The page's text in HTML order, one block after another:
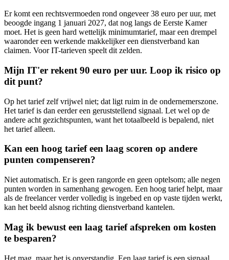
Er komt een rechtsvermoeden rond ongeveer 38 euro per uur, met
beoogde ingang 1 januari 2027, dat nog langs de Eerste Kamer
moet. Het is geen hard wettelijk minimumtarief, maar een drempel
waaronder een werkende makkelijker een dienstverband kan
claimen. Voor IT-tarieven speelt dit zelden.
Mijn IT'er rekent 90 euro per uur. Loop ik risico op
dit punt?
Op het tarief zelf vrijwel niet; dat ligt ruim in de ondernemerszone.
Het tarief is dan eerder een geruststellend signaal. Let wel op de
andere acht gezichtspunten, want het totaalbeeld is bepalend, niet
het tarief alleen.
Kan een hoog tarief een laag scoren op andere
punten compenseren?
Niet automatisch. Er is geen rangorde en geen optelsom; alle negen
punten worden in samenhang gewogen. Een hoog tarief helpt, maar
als de freelancer verder volledig is ingebed en op vaste tijden werkt,
kan het beeld alsnog richting dienstverband kantelen.
Mag ik bewust een laag tarief afspreken om kosten
te besparen?
Het mag, maar het is onverstandig. Een laag tarief is een signaal